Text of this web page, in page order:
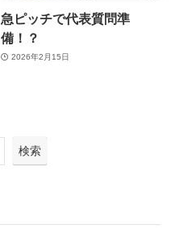
急ピッチで代表質問準
備！？
2026年2月15日
検索